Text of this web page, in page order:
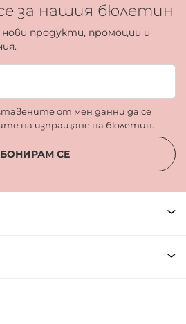
за нашия бюлетин
продукти, промоции и
от мен данни да се
на изпращане на бюлетин.
СЕ